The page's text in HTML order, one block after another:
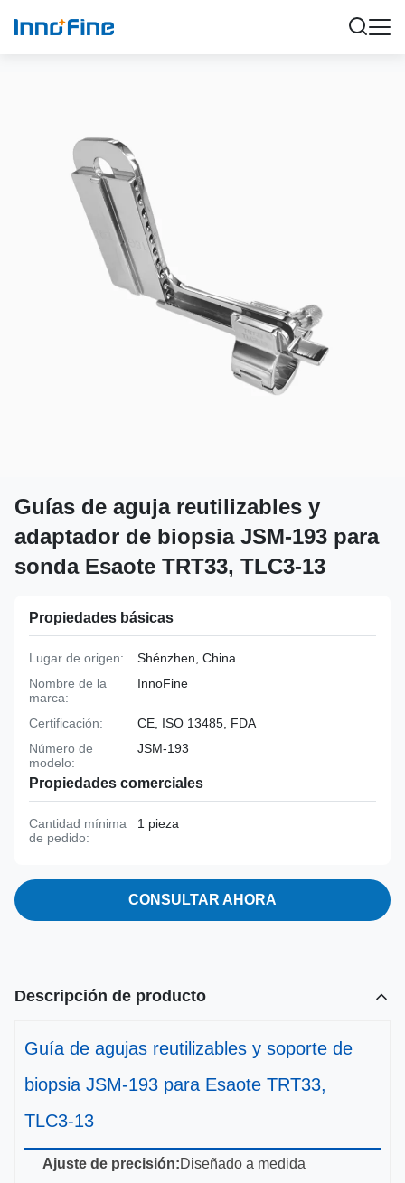
Guías de aguja reutilizables y
adaptador de biopsia JSM-193 para
sonda Esaote TRT33, TLC3-13
Propiedades básicas
Lugar de origen:
Shénzhen, China
Nombre de la
marca:
InnoFine
Certificación:
CE, ISO 13485, FDA
Número de
modelo:
JSM-193
Propiedades comerciales
Cantidad mínima
de pedido:
1 pieza
CONSULTAR AHORA
Descripción de producto
Guía de agujas reutilizables y soporte de
biopsia JSM-193 para Esaote TRT33,
TLC3-13
Ajuste de precisión:Diseñado a medida